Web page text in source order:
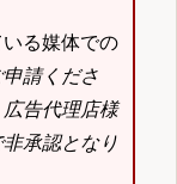
る媒体での
請くださ
告代理店様
承認となり